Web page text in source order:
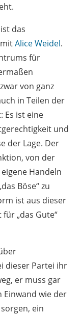
das
Alice Weidel.
für
von ganz
in Teilen der
Es ist eine
und
der Lage. Der
von der
Handeln
Böse“ zu
ist aus dieser
„das Gute“
dieser Partei ihr
er muss gar
Einwand wie der
ein